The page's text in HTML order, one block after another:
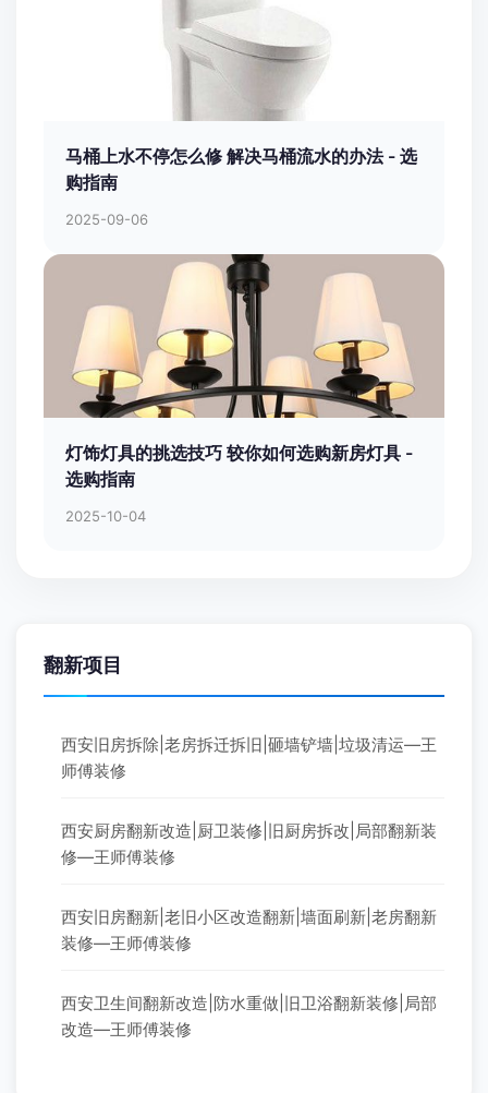
马桶上水不停怎么修 解决马桶流水的办法 - 选
购指南
2025-09-06
灯饰灯具的挑选技巧 较你如何选购新房灯具 -
选购指南
2025-10-04
翻新项目
西安旧房拆除|老房拆迁拆旧|砸墙铲墙|垃圾清运—王
师傅装修
西安厨房翻新改造|厨卫装修|旧厨房拆改|局部翻新装
修—王师傅装修
西安旧房翻新|老旧小区改造翻新|墙面刷新|老房翻新
装修—王师傅装修
西安卫生间翻新改造|防水重做|旧卫浴翻新装修|局部
改造—王师傅装修